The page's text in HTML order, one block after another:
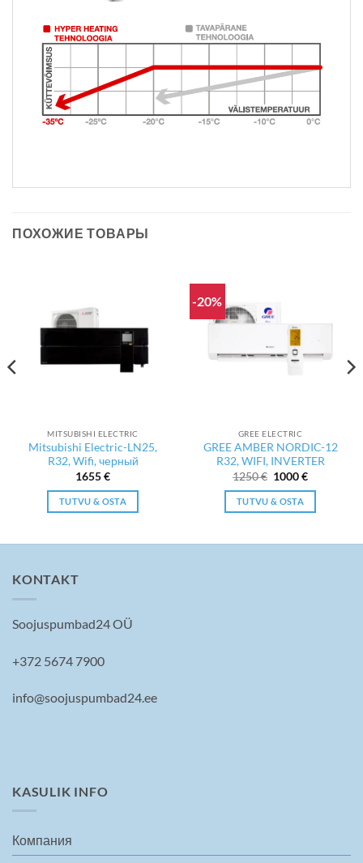
ПОХОЖИЕ ТОВАРЫ
MITSUBISHI ELECTRIC
Mitsubishi Electric-LN25,
R32, Wifi, черный
1655€
TUTVU & OSTA
-20%
GREE ELECTRIC
GREE AMBER NORDIC-12
R32, WIFI, INVERTER
1250€ Первоначальная
составляла
1250 €.
1000€Текущая
1000 €.
TUTVU & OSTA
KONTAKT
Soojuspumbad24 OÜ
+372 5674 7900
info@soojuspumbad24.ee
KASULIK INFO
Компания